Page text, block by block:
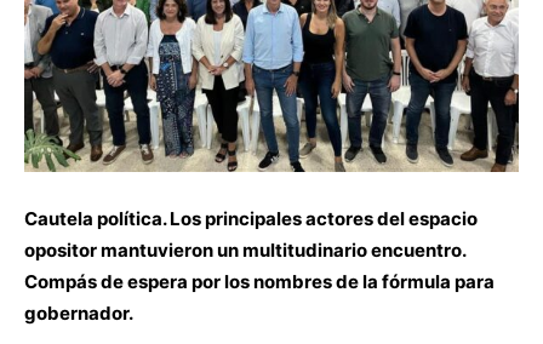
Cautela política. Los principales actores del espacio
opositor mantuvieron un multitudinario encuentro.
Compás de espera por los nombres de la fórmula para
gobernador.